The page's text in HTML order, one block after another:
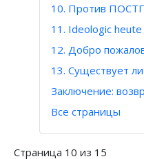
10. Против
11. Ideologic heute
12. Добро
13. Существует
Заключение:
Все страницы
Страница 10 из 15